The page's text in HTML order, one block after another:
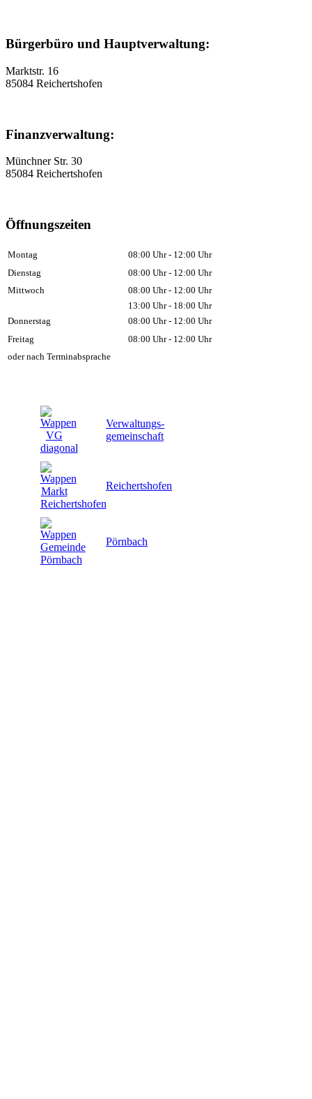
Bürgerbüro und Hauptverwaltung:
Marktstr. 16
85084 Reichertshofen
Finanzverwaltung:
Münchner Str. 30
85084 Reichertshofen
Öffnungszeiten
Montag
08:00 Uhr - 12:00 Uhr
Dienstag
08:00 Uhr - 12:00 Uhr
Mittwoch
08:00 Uhr - 12:00 Uhr
13:00 Uhr - 18:00 Uhr
Donnerstag
08:00 Uhr - 12:00 Uhr
Freitag
08:00 Uhr - 12:00 Uhr
oder nach Terminabsprache
Verwaltungs-
gemeinschaft
Reichertshofen
Pörnbach